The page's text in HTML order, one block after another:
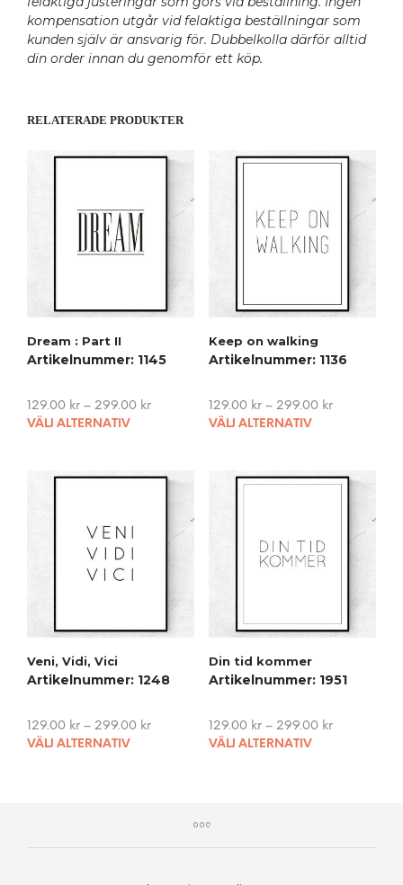
kompensation utgår vid felaktiga beställningar som
kunden själv är ansvarig för. Dubbelkolla därför alltid
din order innan du genomför ett köp.
RELATERADE PRODUKTER
Dream : Part II
Artikelnummer: 1145
129.00 kr – 299.00 kr
VÄLJ ALTERNATIV
This
multiple
The
page
Keep on walking
Artikelnummer: 1136
129.00 kr– 299.00 kr
VÄLJ ALTERNATIV
The
Veni, Vidi, Vici
Artikelnummer: 1248
129.00 kr – 299.00 kr
VÄLJ ALTERNATIV
This
Din tid kommer
Artikelnummer: 1951
129.00 kr– 299.00 kr
VÄLJ ALTERNATIV